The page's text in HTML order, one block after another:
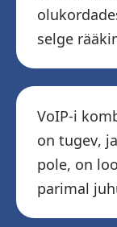
selge
VoIP-i
on tugev,
pole, on
parimal